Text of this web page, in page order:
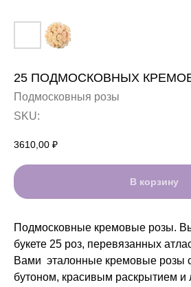
25 ПОДМОСКОВНЫХ
Подмосковныя розы
SKU:
3610,00 ₽
В корзину
Подмосковные кремовые розы.
букете 25 роз, перевязанных
Вами эталонные кремовые розы
бутоном, красивым раскрытием и